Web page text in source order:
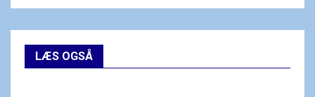
LÆS OGSÅ